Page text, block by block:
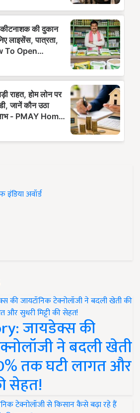
अवॉर्ड
जायडेक्स की
ने बदली खेती
तक घटी लागत और
सेहत!